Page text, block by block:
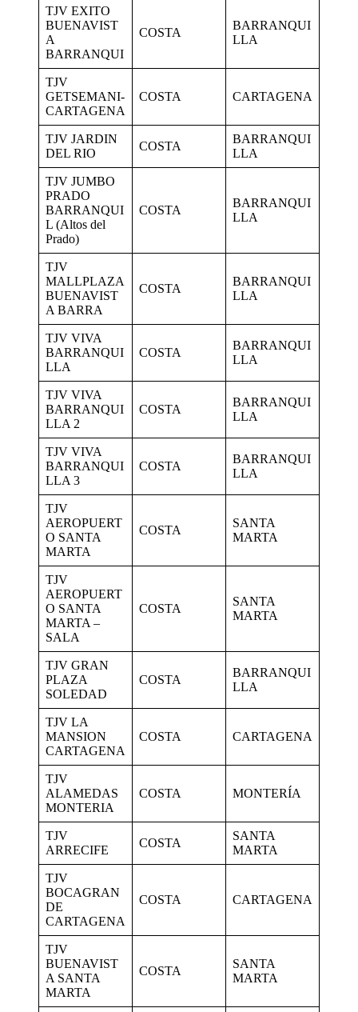
TJV EXITO
BUENAVIST
A
BARRANQUI
COSTA
BARRANQUI
LLA
TJV
GETSEMANI-
CARTAGENA
COSTA CARTAGENA
TJV JARDIN
DEL RIO
COSTA
BARRANQUI
LLA
TJV JUMBO
PRADO
BARRANQUI
L (Altos del
Prado)
COSTA
BARRANQUI
LLA
TJV
MALLPLAZA
BUENAVIST
A BARRA
COSTA
BARRANQUI
LLA
TJV VIVA
BARRANQUI
LLA
COSTA
BARRANQUI
LLA
TJV VIVA
BARRANQUI
LLA 2
COSTA
BARRANQUI
LLA
TJV VIVA
BARRANQUI
LLA 3
COSTA
BARRANQUI
LLA
TJV
AEROPUERT
O SANTA
MARTA
COSTA
SANTA
MARTA
TJV
AEROPUERT
O SANTA
MARTA –
SALA
COSTA
SANTA
MARTA
TJV GRAN
PLAZA
SOLEDAD
COSTA
BARRANQUI
LLA
TJV LA
MANSION
CARTAGENA
COSTA CARTAGENA
TJV
ALAMEDAS
MONTERIA
COSTA MONTERÍA
TJV
ARRECIFE
COSTA
SANTA
MARTA
TJV
BOCAGRAN
DE
CARTAGENA
COSTA CARTAGENA
TJV
BUENAVIST
A SANTA
MARTA
COSTA
SANTA
MARTA